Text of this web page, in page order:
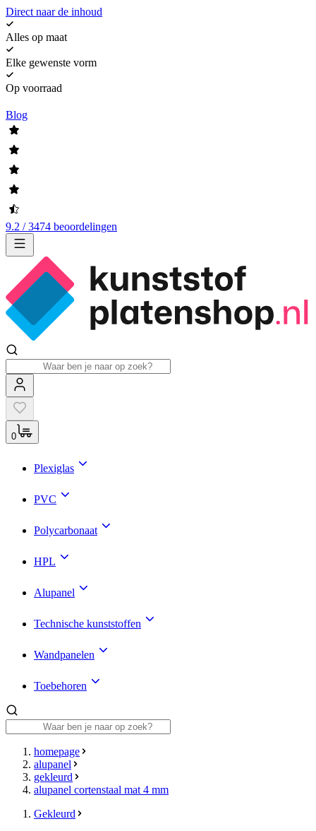
Direct naar de inhoud
Alles op maat
Elke gewenste vorm
Op voorraad
Blog
9.2 / 3474 beoordelingen
0
Plexiglas
PVC
Polycarbonaat
HPL
Alupanel
Technische kunststoffen
Wandpanelen
Toebehoren
homepage
alupanel
gekleurd
alupanel cortenstaal mat 4 mm
Gekleurd